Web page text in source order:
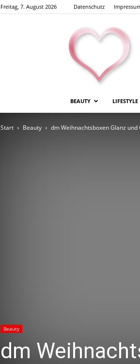
Freitag, 7. August 2026 Datenschutz
BEAUTY LIFESTYLE
Start Beauty dm Weihnachtsboxen Glanz und
Beauty
dm